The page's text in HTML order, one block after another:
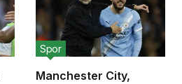
Manchester City,
Spor